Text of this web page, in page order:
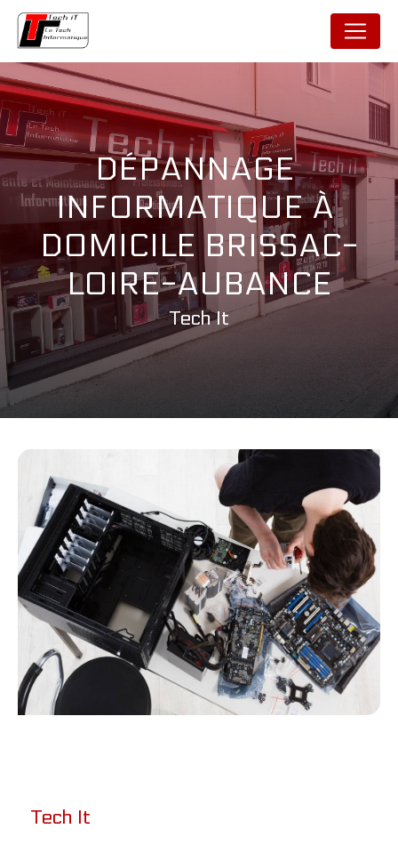
DÉPANNAGE
INFORMATIQUE À
DOMICILE BRISSAC-
LOIRE-AUBANCE
Tech It
Tech It
Panneau de gestion des cookies